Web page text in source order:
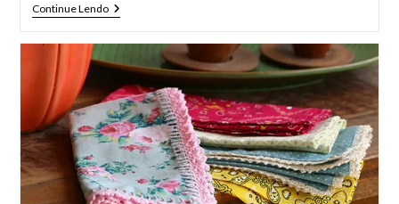
Continue LendoGuardanapo
Bordado
De
Charme